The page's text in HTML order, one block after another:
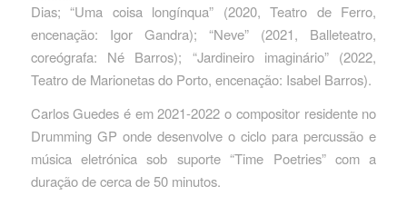
Dias; “Uma coisa longínqua” (2020, Teatro de Ferro,
encenação: Igor Gandra); “Neve” (2021, Balleteatro,
coreógrafa: Né Barros); “Jardineiro imaginário” (2022,
Teatro de Marionetas do Porto, encenação: Isabel Barros).
Carlos Guedes é em 2021-2022 o compositor residente no
Drumming GP onde desenvolve o ciclo para percussão e
música eletrónica sob suporte “Time Poetries” com a
duração de cerca de 50 minutos.